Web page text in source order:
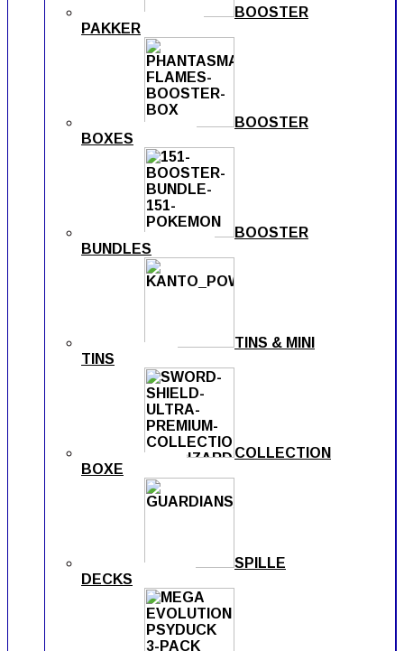
BOOSTER
PAKKER
BOOSTER
BOXES
BOOSTER
BUNDLES
TINS & MINI
TINS
COLLECTION
BOXE
SPILLE
DECKS